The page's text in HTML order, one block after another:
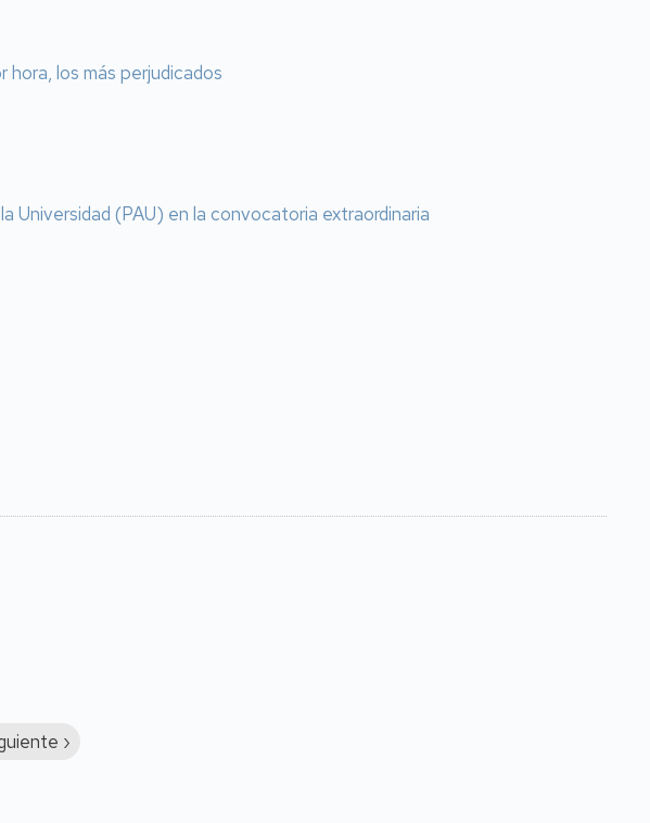
hora, los más perjudicados
Universidad (PAU) en la convocatoria extraordinaria
›